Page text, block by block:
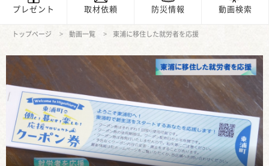
プレゼント 取材依頼 防災情報 動画検索
トップページ 動画一覧 東浦に移住した就労者を応援